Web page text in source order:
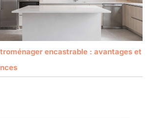
encastrable : avantages et